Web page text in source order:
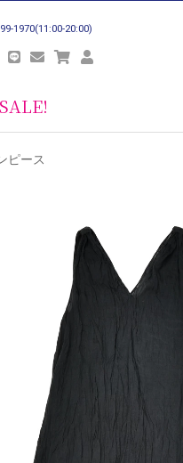
1970(11:00-20:00)
SALE!
ピース